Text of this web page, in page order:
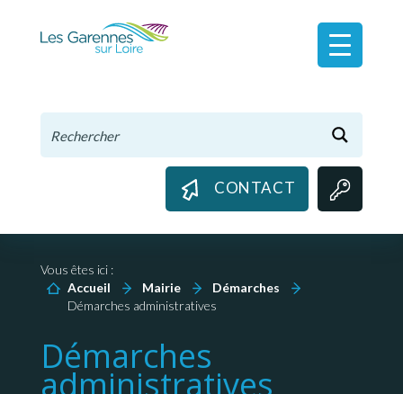
CONTACT
Vous êtes ici :
Accueil
Mairie
Démarches
Démarches administratives
Démarches
administratives